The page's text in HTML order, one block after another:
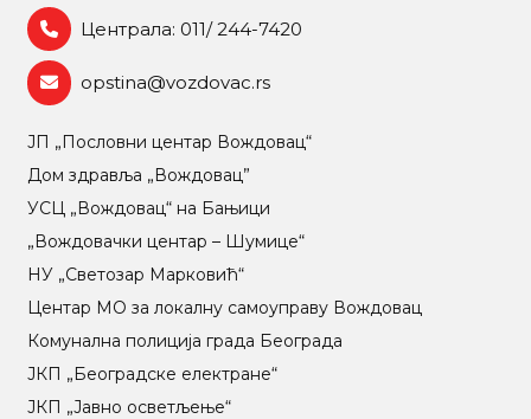
Централа: 011/ 244-7420
opstina@vozdovac.rs
ЈП „Пословни центар Вождовац“
Дом здравља „Вождовац”
УСЦ „Вождовац“ на Бањици
„Вождовачки центар – Шумице“
НУ „Светозар Марковић“
Центар МO за локалну самоуправу Вождовац
Комунална полиција града Београда
ЈКП „Београдске електране“
ЈКП „Јавно осветљење“